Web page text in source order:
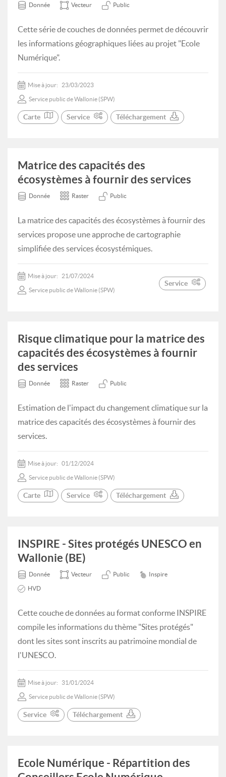
Donnée Vecteur Public
Cette série de couches de données permet de découvrir
les informations géographiques liées au projet "Ecole
Numérique".
Mise à jour: 23/03/2023
Service public de Wallonie (SPW)
Carte Service Téléchargement
Matrice des capacités des
écosystèmes à fournir des services
Donnée Raster Public
La matrice des capacités des écosystèmes à fournir des
services propose une approche de cartographie
simplifiée des services écosystémiques.
Mise à jour: 21/07/2024
Service public de Wallonie (SPW)
Service
Risque climatique pour la matrice des
capacités des écosystèmes à fournir
des services
Donnée Raster Public
Estimation de l'impact du changement climatique sur la
matrice des capacités des écosystèmes à fournir des
services.
Mise à jour: 01/12/2024
Service public de Wallonie (SPW)
Carte Service Téléchargement
INSPIRE - Sites protégés UNESCO en
Wallonie (BE)
Donnée Vecteur Public Inspire
HVD
Cette couche de données au format conforme INSPIRE
compile les informations du thème "Sites protégés"
dont les sites sont inscrits au patrimoine mondial de
l'UNESCO.
Mise à jour: 31/01/2024
Service public de Wallonie (SPW)
Service Téléchargement
Ecole Numérique - Répartition des